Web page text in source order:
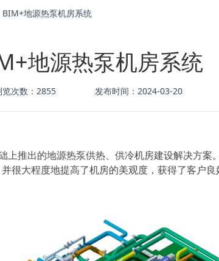
BIM+地源热泵机房系统
地源热泵机房系统
览次数：2855 发布时间：2024-03-20
上推出的地源热泵供热、供冷机房建设解决方案
很大程度地提高了机房的美观度， 获得了客户良